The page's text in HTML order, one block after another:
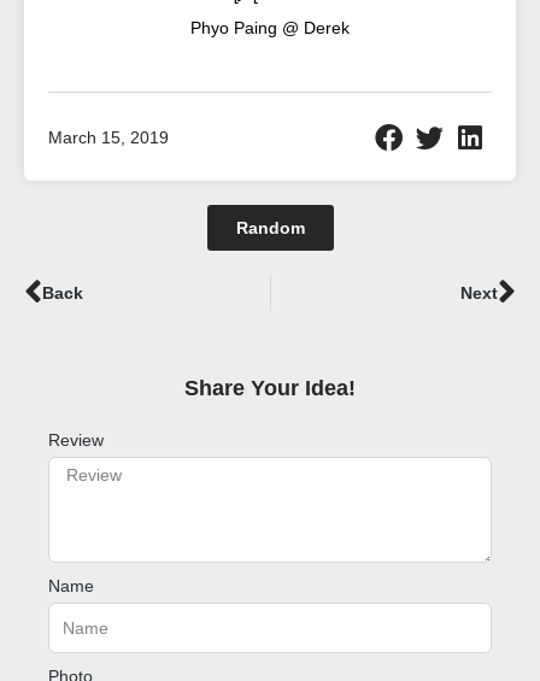
Phyo Paing @ Derek
March 15, 2019
Random
Prev
Back Next
Share Your Idea!​
Review
Name
Photo